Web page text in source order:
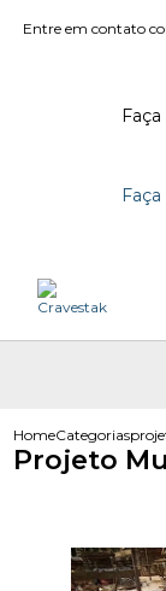
Entre em contato
HomeCategorias
Projeto